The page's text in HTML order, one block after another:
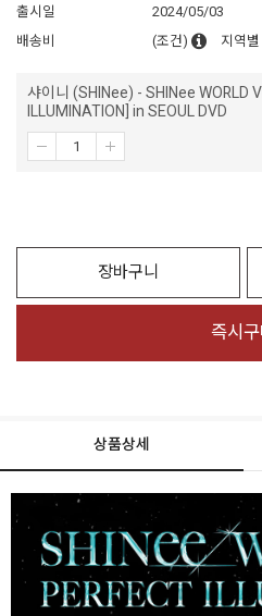
출시일
2024/05/03
배송비
(조건) 지역별
샤이니 (SHINee) - SHINee WORLD
ILLUMINATION] in SEOUL DVD
장바구니
즉시
상품상세